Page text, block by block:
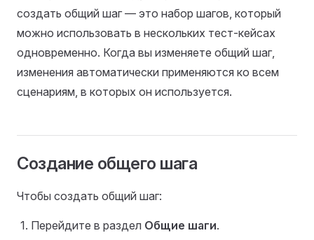
создать общий шаг — это набор шагов, который
можно использовать в нескольких тест-кейсах
одновременно. Когда вы изменяете общий шаг,
изменения автоматически применяются ко всем
сценариям, в которых он используется.
Создание общего шага
Чтобы создать общий шаг:
Перейдите в раздел Общие шаги.